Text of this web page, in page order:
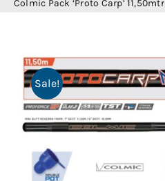
Colmic Pack ‘Proto Carp’ 11,50mtr
Sale!